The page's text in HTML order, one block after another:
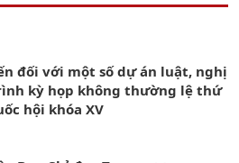
đối với một số dự án luật, nghị
kỳ họp không thường lệ thứ
hội khóa XV